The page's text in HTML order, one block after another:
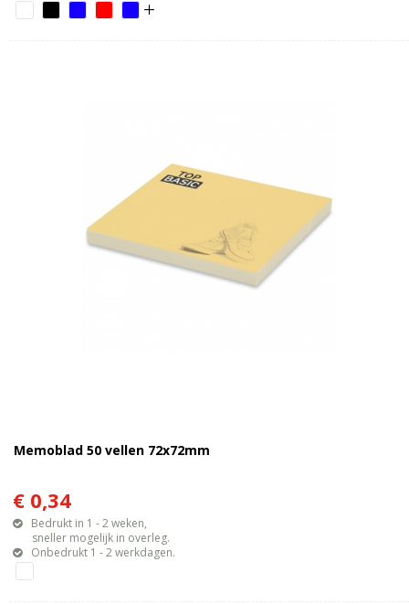
Memoblad 50 vellen 72x72mm
€ 0,34
Bedrukt in 1 - 2 weken,
sneller mogelijk in overleg.
Onbedrukt 1 - 2 werkdagen.